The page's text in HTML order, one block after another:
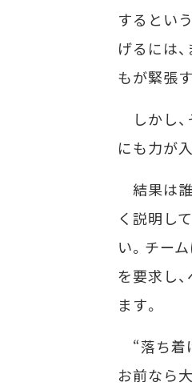
するとい
げるには
もが緊張
しかし
にも力が
結果は
く説明し
い。チー
を要求し
ます。
“落ち着
お前なら